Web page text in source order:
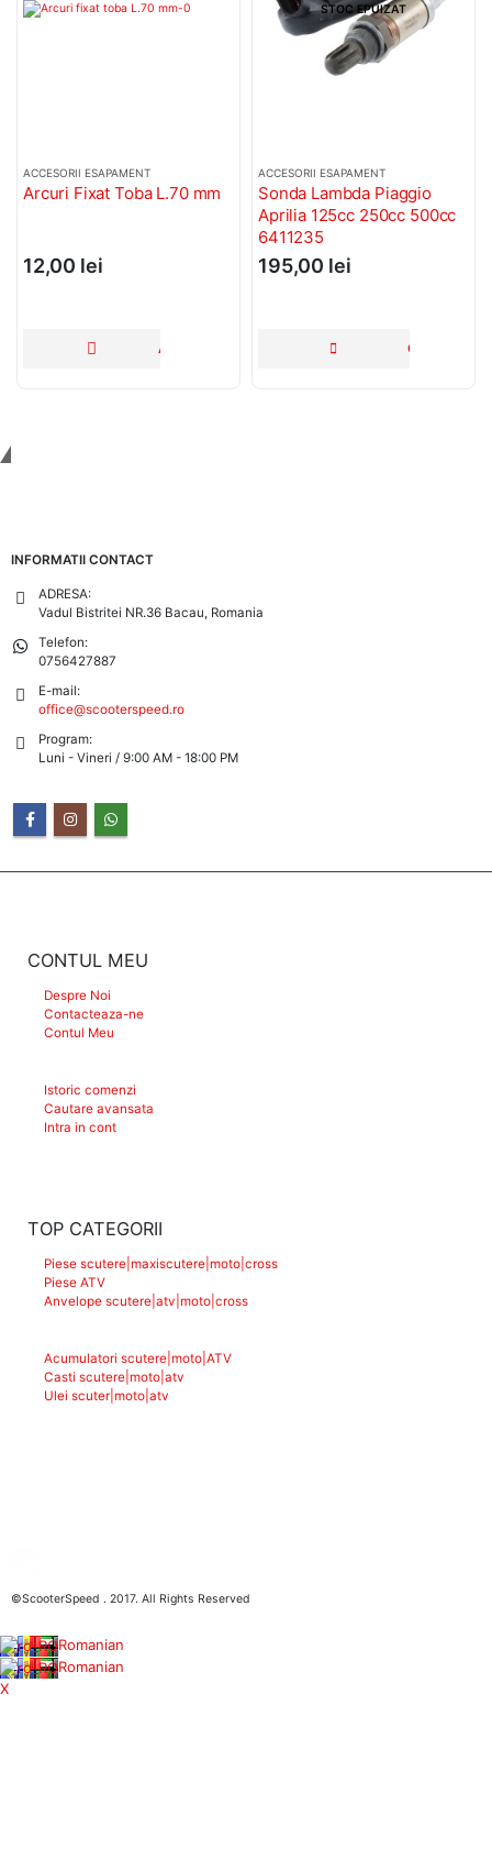
ESAPAMENT
Toba L.70 mm
lei
ADAUGĂ ÎN COȘ
STOC EPUIZAT
ACCESORII ESAPAMENT
Sonda Lambda Piaggio
Aprilia 125cc 250cc 500cc
lei
CITEȘTE MAI MULT
Husa
INFORMATII CONTACT
ADRESA:
Vadul Bistritei NR.36 Bacau, Romania
Telefon:
0756427887
E-mail:
office@scooterspeed.ro
Program:
Luni - Vineri / 9:00 AM - 18:00 PM
CONTUL MEU
Despre Noi
Contacteaza-ne
Contul Meu
Istoric comenzi
Cautare avansata
Intra in cont
TOP CATEGORII
Piese scutere|maxiscutere|moto|cross
Piese ATV
Anvelope scutere|atv|moto|cross
Acumulatori scutere|moto|ATV
Casti scutere|moto|atv
Ulei scuter|moto|atv
©ScooterSpeed . 2017. All Rights Reserved
Romanian
Romanian
X